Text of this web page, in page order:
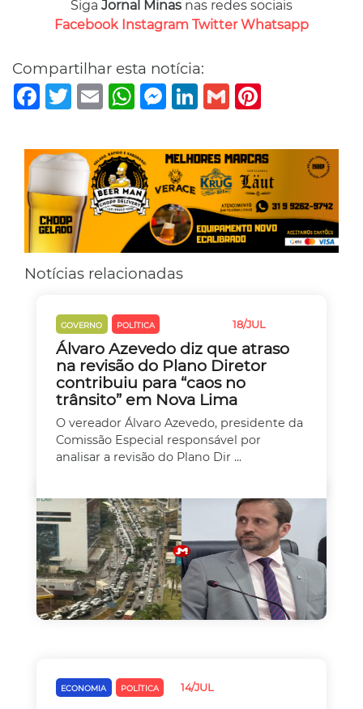
Siga Jornal Minas nas redes sociais
Facebook Instagram Twitter Whatsapp
Compartilhar esta notícia:
Facebook
TwitterEmail WhatsAppMessenger
LinkedIn
Gmail
Notícias relacionadas
GOVERNO POLÍTICA 18/JUL
Álvaro Azevedo diz que atraso
na revisão do Plano Diretor
contribuiu para “caos no
trânsito” em Nova Lima
O vereador Álvaro Azevedo, presidente da
Comissão Especial responsável por
analisar a revisão do Plano Dir ...
ECONOMIA POLÍTICA 14/JUL